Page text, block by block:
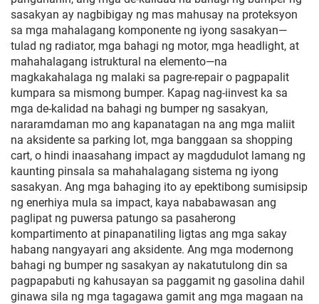
sasakyan ay nagbibigay ng mas mahusay na proteksyon
sa mga mahalagang komponente ng iyong sasakyan—
tulad ng radiator, mga bahagi ng motor, mga headlight, at
mahahalagang istruktural na elemento—na
magkakahalaga ng malaki sa pagre-repair o pagpapalit
kumpara sa mismong bumper. Kapag nag-iinvest ka sa
mga de-kalidad na bahagi ng bumper ng sasakyan,
nararamdaman mo ang kapanatagan na ang mga maliit
na aksidente sa parking lot, mga banggaan sa shopping
cart, o hindi inaasahang impact ay magdudulot lamang ng
kaunting pinsala sa mahahalagang sistema ng iyong
sasakyan. Ang mga bahaging ito ay epektibong sumisipsip
ng enerhiya mula sa impact, kaya nababawasan ang
paglipat ng puwersa patungo sa pasaherong
kompartimento at pinapanatiling ligtas ang mga sakay
habang nangyayari ang aksidente. Ang mga modernong
bahagi ng bumper ng sasakyan ay nakatutulong din sa
pagpapabuti ng kahusayan sa paggamit ng gasolina dahil
ginawa sila ng mga tagagawa gamit ang mga magaan na